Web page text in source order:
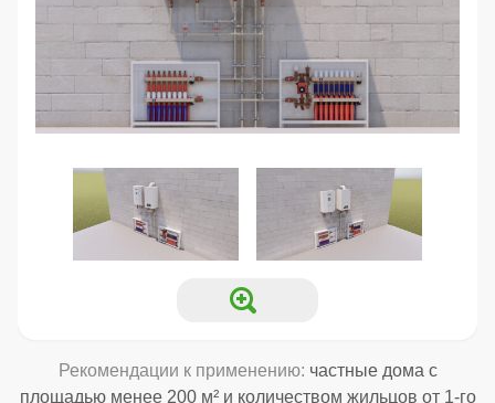
Рекомендации к применению: частные дома с
площадью менее 200 м² и количеством жильцов от 1-го